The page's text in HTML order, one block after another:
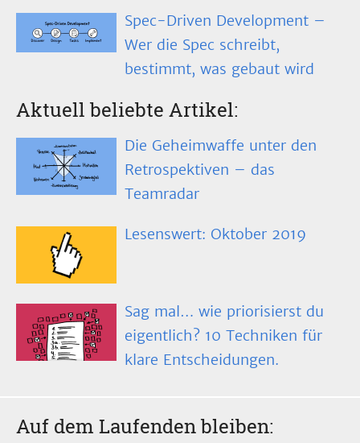
Spec-Driven Development –
Wer die Spec schreibt,
bestimmt, was gebaut wird
Aktuell beliebte Artikel:
Die Geheimwaffe unter den
Retrospektiven – das
Teamradar
Lesenswert: Oktober 2019
Sag mal… wie priorisierst du
eigentlich? 10 Techniken für
klare Entscheidungen.
Auf dem Laufenden bleiben: